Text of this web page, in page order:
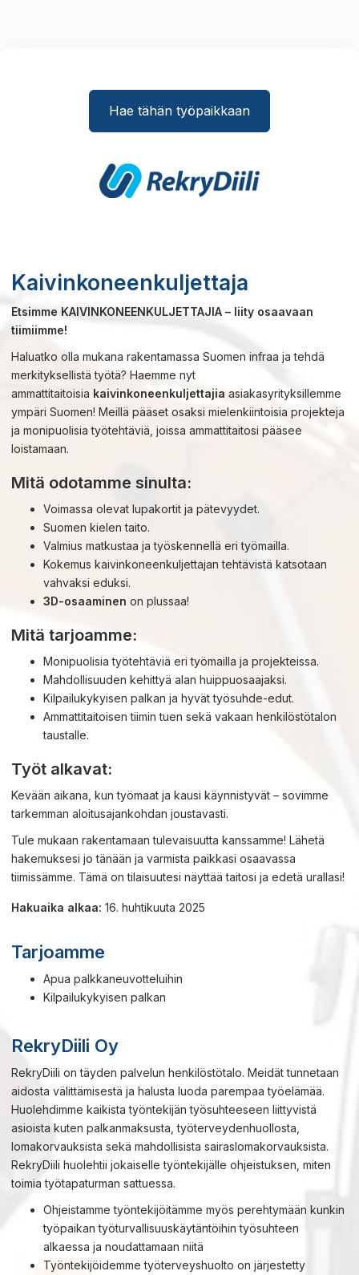
Hae tähän työpaikkaan
Kaivinkoneenkuljettaja
Etsimme KAIVINKONEENKULJETTAJIA – liity osaavaan
tiimiimme!
Haluatko olla mukana rakentamassa Suomen infraa ja tehdä
merkityksellistä työtä? Haemme nyt
ammattitaitoisia kaivinkoneenkuljettajia asiakasyrityksillemme
ympäri Suomen! Meillä pääset osaksi mielenkiintoisia projekteja
ja monipuolisia työtehtäviä, joissa ammattitaitosi pääsee
loistamaan.
Mitä odotamme sinulta:
Voimassa olevat lupakortit ja pätevyydet.
Suomen kielen taito.
Valmius matkustaa ja työskennellä eri työmailla.
Kokemus kaivinkoneenkuljettajan tehtävistä katsotaan
vahvaksi eduksi.
3D-osaaminen on plussaa!
Mitä tarjoamme:
Monipuolisia työtehtäviä eri työmailla ja projekteissa.
Mahdollisuuden kehittyä alan huippuosaajaksi.
Kilpailukykyisen palkan ja hyvät työsuhde-edut.
Ammattitaitoisen tiimin tuen sekä vakaan henkilöstötalon
taustalle.
Työt alkavat:
Kevään aikana, kun työmaat ja kausi käynnistyvät – sovimme
tarkemman aloitusajankohdan joustavasti.
Tule mukaan rakentamaan tulevaisuutta kanssamme! Lähetä
hakemuksesi jo tänään ja varmista paikkasi osaavassa
tiimissämme. Tämä on tilaisuutesi näyttää taitosi ja edetä urallasi!
Hakuaika alkaa: 16. huhtikuuta 2025
Tarjoamme
Apua palkkaneuvotteluihin
Kilpailukykyisen palkan
RekryDiili Oy
RekryDiili on täyden palvelun henkilöstötalo. Meidät tunnetaan
aidosta välittämisestä ja halusta luoda parempaa työelämää.
Huolehdimme kaikista työntekijän työsuhteeseen liittyvistä
asioista kuten palkanmaksusta, työterveydenhuollosta,
lomakorvauksista sekä mahdollisista sairaslomakorvauksista.
RekryDiili huolehtii jokaiselle työntekijälle ohjeistuksen, miten
toimia työtapaturman sattuessa.
Ohjeistamme työntekijöitämme myös perehtymään kunkin
työpaikan työturvallisuuskäytäntöihin työsuhteen
alkaessa ja noudattamaan niitä
Työntekijöidemme työterveyshuolto on järjestetty